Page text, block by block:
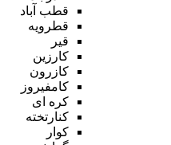
قطب آباد
قطرویه
قیر
کارزین
کازرون
کامفیروز
کره ای
کنارتخته
کوار